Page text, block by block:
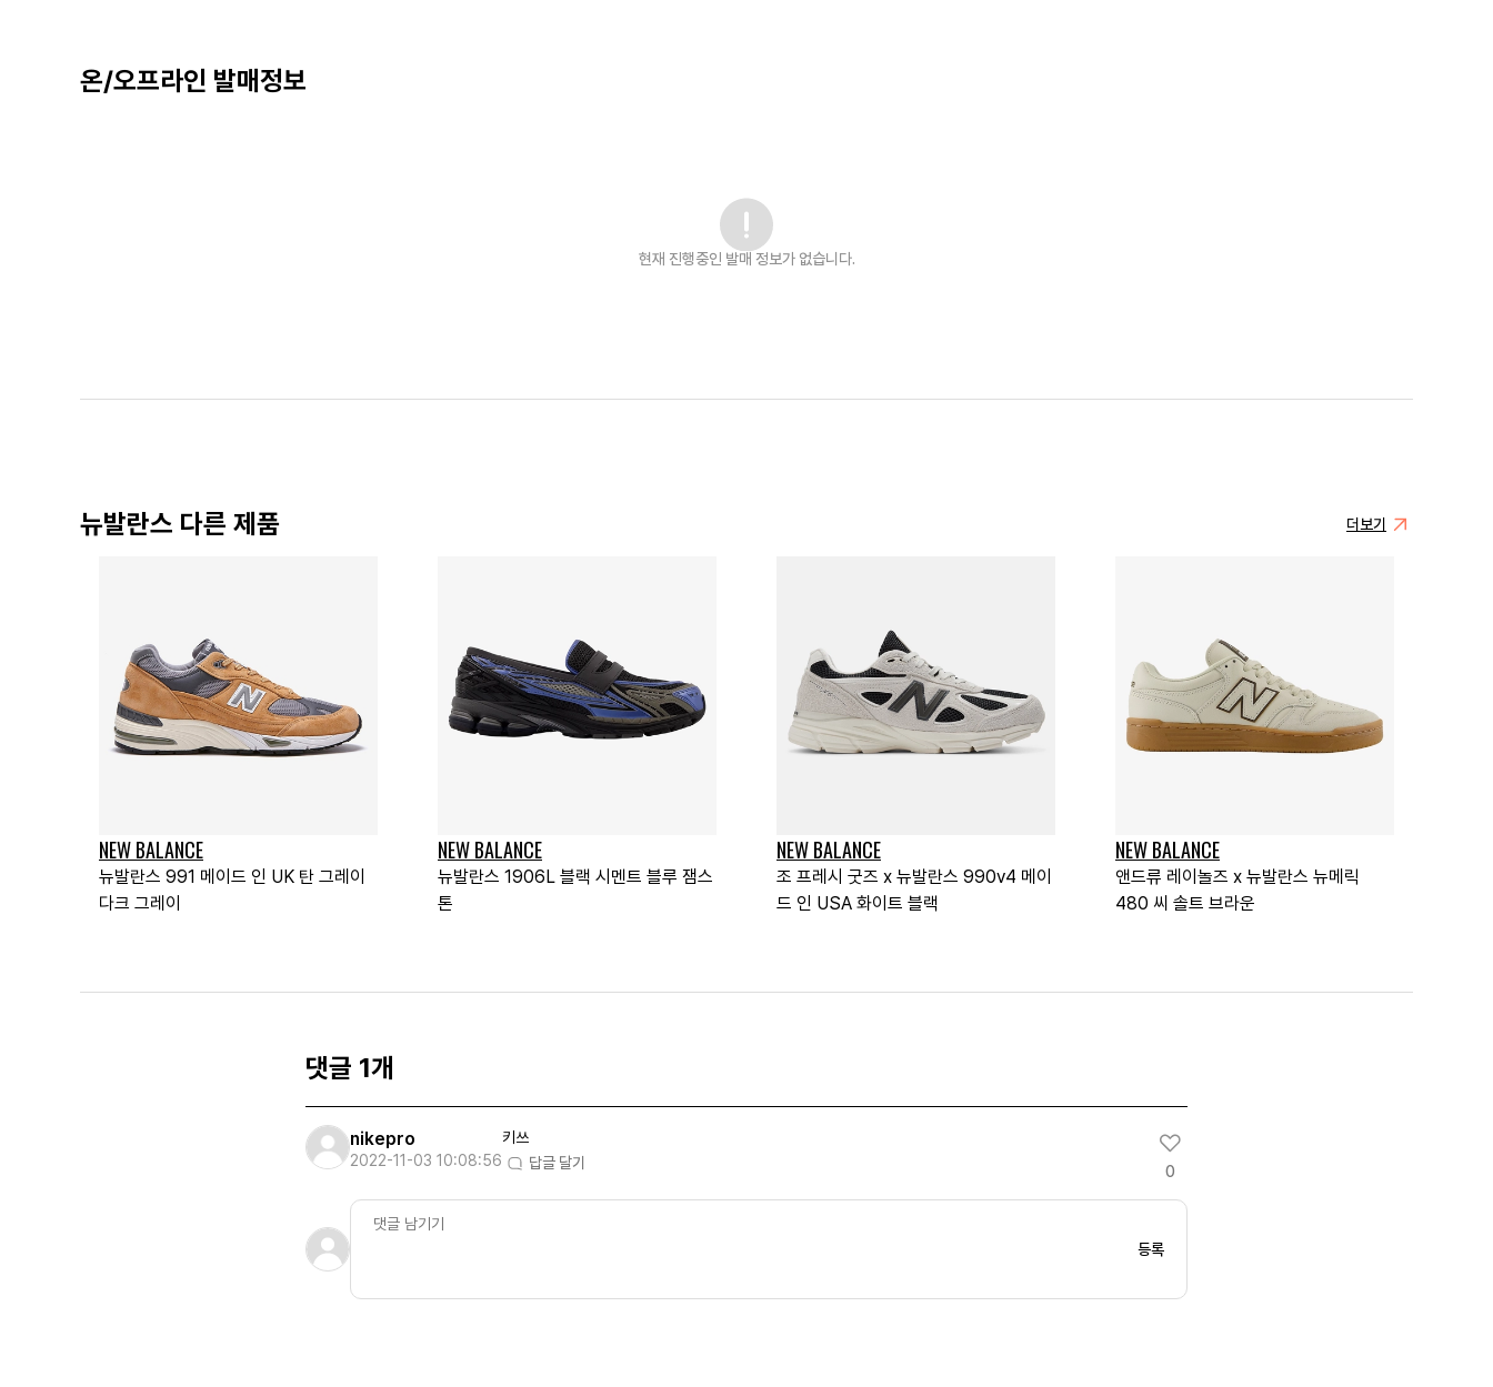
온/오프라인 발매정보
현재 진행중인 발매 정보가 없습니다.
뉴발란스 다른 제품 더보기
NEW BALANCE
뉴발란스 991 메이드 인 UK 탄 그레이
다크 그레이
NEW BALANCE
뉴발란스 1906L 블랙 시멘트 블루 잼스
톤
NEW BALANCE
조 프레시 굿즈 x 뉴발란스 990v4 메이
드 인 USA 화이트 블랙
NEW BALANCE
앤드류 레이놀즈 x 뉴발란스 뉴메릭
480 씨 솔트 브라운
댓글 1개
nikepro
2022-11-03 10:08:56
키쓰
답글 달기
0
등록